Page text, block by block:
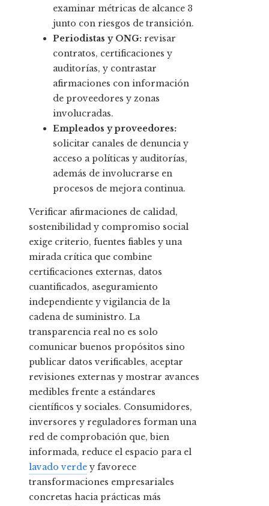
examinar métricas de alcance 3
junto con riesgos de transición.
Periodistas y ONG: revisar
contratos, certificaciones y
auditorías, y contrastar
afirmaciones con información
de proveedores y zonas
involucradas.
Empleados y proveedores:
solicitar canales de denuncia y
acceso a políticas y auditorías,
además de involucrarse en
procesos de mejora continua.
Verificar afirmaciones de calidad,
sostenibilidad y compromiso social
exige criterio, fuentes fiables y una
mirada crítica que combine
certificaciones externas, datos
cuantificados, aseguramiento
independiente y vigilancia de la
cadena de suministro. La
transparencia real no es solo
comunicar buenos propósitos sino
publicar datos verificables, aceptar
revisiones externas y mostrar avances
medibles frente a estándares
científicos y sociales. Consumidores,
inversores y reguladores forman una
red de comprobación que, bien
informada, reduce el espacio para el
lavado verde y favorece
transformaciones empresariales
concretas hacia prácticas más